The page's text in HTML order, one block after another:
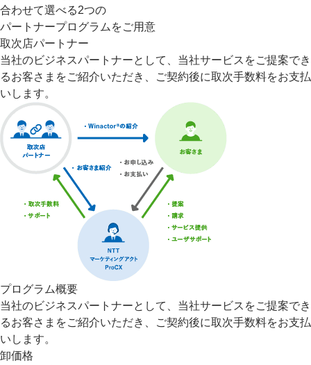
合わせて選べる2つの
パートナープログラムをご用意
取次店パートナー
当社のビジネスパートナーとして、当社サービスをご提案でき
るお客さまをご紹介いただき、ご契約後に取次手数料をお支払
いします。
プログラム概要
当社のビジネスパートナーとして、当社サービスをご提案でき
るお客さまをご紹介いただき、ご契約後に取次手数料をお支払
いします。
卸価格